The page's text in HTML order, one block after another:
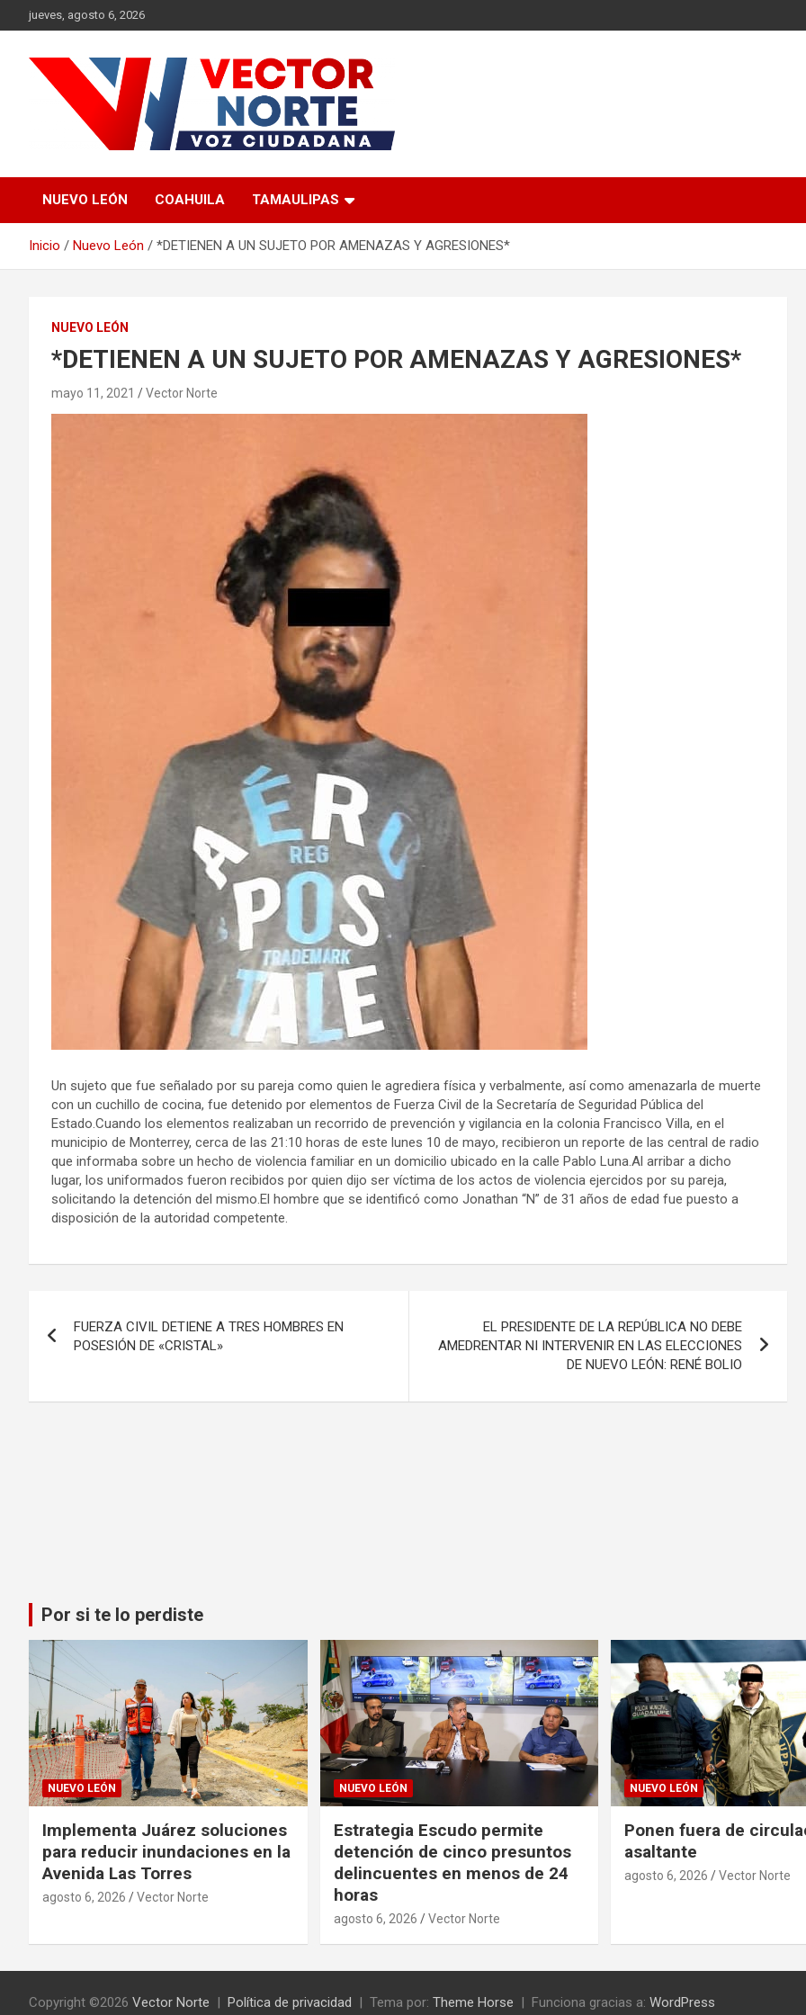
Saltar
al
jueves, agosto 6, 2026
Vector Norte
NUEVO LEÓN COAHUILA TAMAULIPAS
Inicio Nuevo León *DETIENEN A UN SUJETO POR AMENAZAS Y AGRESIONES*
NUEVO LEÓN
*DETIENEN A UN SUJETO POR AMENAZAS Y AGRESIONES*
mayo 11, 2021 Vector Norte
Un sujeto que fue señalado por su pareja como quien le agrediera física y verbalmente, así como amenazarla de muerte
con un cuchillo de cocina, fue detenido por elementos de Fuerza Civil de la Secretaría de Seguridad Pública del
Estado.Cuando los elementos realizaban un recorrido de prevención y vigilancia en la colonia Francisco Villa, en el
municipio de Monterrey, cerca de las 21:10 horas de este lunes 10 de mayo, recibieron un reporte de las central de radio
que informaba sobre un hecho de violencia familiar en un domicilio ubicado en la calle Pablo Luna.Al arribar a dicho
lugar, los uniformados fueron recibidos por quien dijo ser víctima de los actos de violencia ejercidos por su pareja,
solicitando la detención del mismo.El hombre que se identificó como Jonathan “N” de 31 años de edad fue puesto a
disposición de la autoridad competente.
de
FUERZA CIVIL DETIENE A TRES HOMBRES EN
POSESIÓN DE «CRISTAL»
EL PRESIDENTE DE LA REPÚBLICA NO DEBE
AMEDRENTAR NI INTERVENIR EN LAS ELECCIONES
DE NUEVO LEÓN: RENÉ BOLIO
Por si te lo perdiste
NUEVO LEÓN
Implementa Juárez soluciones
para reducir inundaciones en la
Avenida Las Torres
agosto 6, 2026 Vector Norte
NUEVO LEÓN
Estrategia Escudo permite
detención de cinco presuntos
delincuentes en menos de 24
horas
agosto 6, 2026 Vector Norte
NUEVO LEÓN
Ponen fuera de
asaltante
agosto 6, 2026 Vector Norte
Copyright ©2026 Vector Norte Política de privacidad Tema por: Theme Horse Funciona gracias a: WordPress